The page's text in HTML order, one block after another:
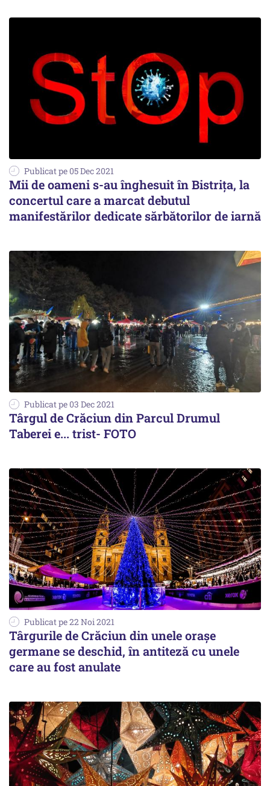
Publicat pe 05 Dec 2021
Mii de oameni s-au înghesuit în Bistrița, la
concertul care a marcat debutul
manifestărilor dedicate sărbătorilor de iarnă
Publicat pe 03 Dec 2021
Târgul de Crăciun din Parcul Drumul
Taberei e... trist- FOTO
Publicat pe 22 Noi 2021
Târgurile de Crăciun din unele orașe
germane se deschid, în antiteză cu unele
care au fost anulate